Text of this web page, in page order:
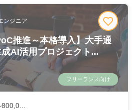
ンジニア
推進～本格導入】大手通
AI活用プロジェクト...
フリーランス向け